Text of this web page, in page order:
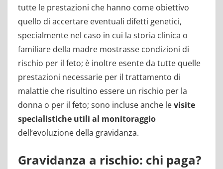
tutte le prestazioni che hanno come obiettivo
quello di accertare eventuali difetti genetici,
specialmente nel caso in cui la storia clinica o
familiare della madre mostrasse condizioni di
rischio per il feto; è inoltre esente da tutte quelle
prestazioni necessarie per il trattamento di
malattie che risultino essere un rischio per la
donna o per il feto; sono incluse anche levisite
specialistiche utili al monitoraggio
dell’evoluzione della gravidanza.
Gravidanza a rischio: chi paga?